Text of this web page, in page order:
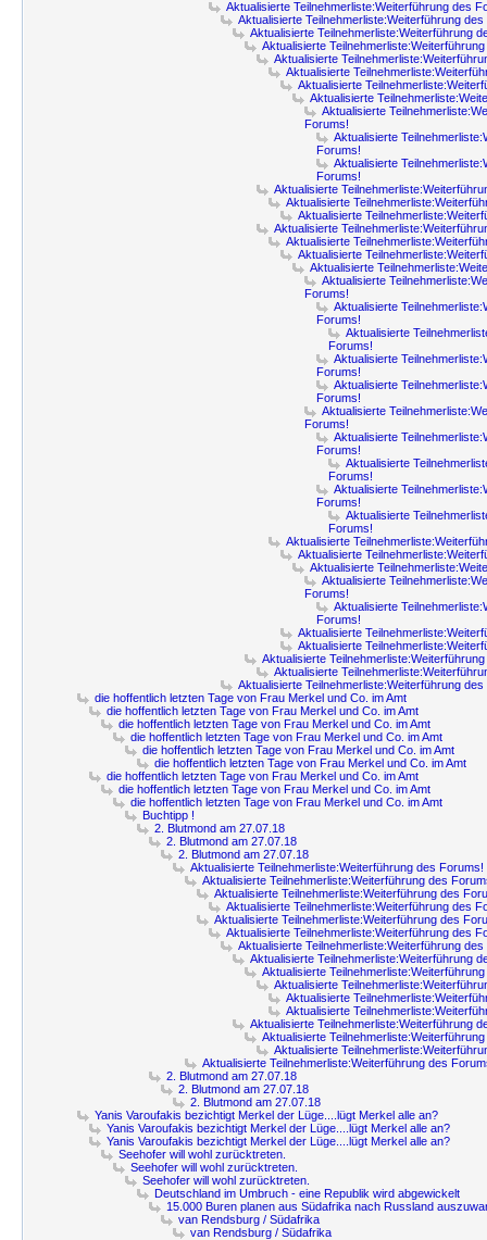
Aktualisierte Teilnehmerliste:Weiterführung des
Aktualisierte Teilnehmerliste:Weiterführung
Aktualisierte Teilnehmerliste:Weiterführung
Aktualisierte
Aktualisierte
Aktualisierte
Aktualisierte
Aktualisierte
Aktualisierte
Forums!
Aktualisierte
Forums!
Aktualisierte
Forums!
Aktualisierte
Aktualisierte
Aktualisierte
Aktualisierte
Aktualisierte
Aktualisierte
Aktualisierte
Aktualisierte
Forums!
Aktualisierte
Forums!
Aktualisierte
Forums!
Aktualisierte
Forums!
Aktualisierte
Forums!
Aktualisierte
Forums!
Aktualisierte
Forums!
Aktualisierte
Forums!
Aktualisierte
Forums!
Aktualisierte
Forums!
Aktualisierte
Aktualisierte
Aktualisierte
Aktualisierte
Forums!
Aktualisierte
Forums!
Aktualisierte
Aktualisierte
Aktualisierte
Aktualisierte
Aktualisierte Teilnehmerliste:Weiterführung
die hoffentlich letzten Tage von Frau Merkel und Co. im Amt
die hoffentlich letzten Tage von Frau Merkel und Co. im Amt
die hoffentlich letzten Tage von Frau Merkel und Co. im Amt
die hoffentlich letzten Tage von Frau Merkel und Co. im Amt
die hoffentlich letzten Tage von Frau Merkel und Co. im Amt
die hoffentlich letzten Tage von Frau Merkel und Co. im Amt
die hoffentlich letzten Tage von Frau Merkel und Co. im Amt
die hoffentlich letzten Tage von Frau Merkel und Co. im Amt
die hoffentlich letzten Tage von Frau Merkel und Co. im Amt
Buchtipp !
2. Blutmond am 27.07.18
2. Blutmond am 27.07.18
2. Blutmond am 27.07.18
Aktualisierte Teilnehmerliste:Weiterführung des Forums!
Aktualisierte Teilnehmerliste:Weiterführung des
Aktualisierte Teilnehmerliste:Weiterführung des
Aktualisierte Teilnehmerliste:Weiterführung des
Aktualisierte Teilnehmerliste:Weiterführung des
Aktualisierte Teilnehmerliste:Weiterführung des
Aktualisierte Teilnehmerliste:Weiterführung
Aktualisierte Teilnehmerliste:Weiterführung
Aktualisierte
Aktualisierte
Aktualisierte
Aktualisierte
Aktualisierte Teilnehmerliste:Weiterführung
Aktualisierte
Aktualisierte
Aktualisierte Teilnehmerliste:Weiterführung des
2. Blutmond am 27.07.18
2. Blutmond am 27.07.18
2. Blutmond am 27.07.18
Yanis Varoufakis bezichtigt Merkel der Lüge....lügt Merkel alle an?
Yanis Varoufakis bezichtigt Merkel der Lüge....lügt Merkel alle an?
Yanis Varoufakis bezichtigt Merkel der Lüge....lügt Merkel alle an?
Seehofer will wohl zurücktreten.
Seehofer will wohl zurücktreten.
Seehofer will wohl zurücktreten.
Deutschland im Umbruch - eine Republik wird abgewickelt
15.000 Buren planen aus Südafrika nach Russland
van Rendsburg / Südafrika
van Rendsburg / Südafrika